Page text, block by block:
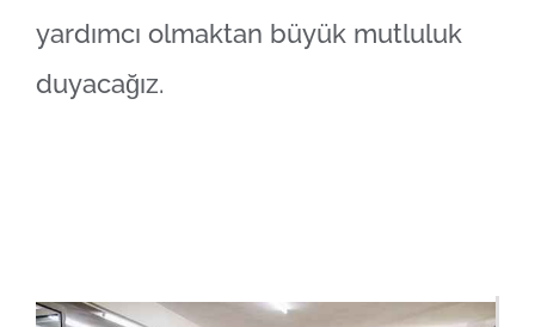
yardımcı olmaktan büyük mutluluk
duyacağız.